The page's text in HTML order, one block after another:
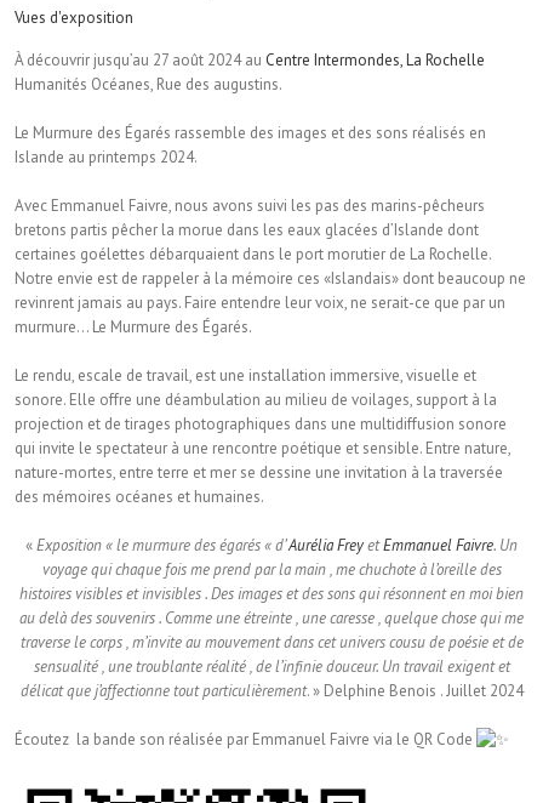
Vues d'exposition
À découvrir jusqu’au 27 août 2024 au Centre Intermondes, La Rochelle
Humanités Océanes, Rue des augustins.
Le Murmure des Égarés rassemble des images et des sons réalisés en
Islande au printemps 2024.
Avec Emmanuel Faivre, nous avons suivi les pas des marins-pêcheurs
bretons partis pêcher la morue dans les eaux glacées d’Islande dont
certaines goélettes débarquaient dans le port morutier de La Rochelle.
Notre envie est de rappeler à la mémoire ces «Islandais» dont beaucoup ne
revinrent jamais au pays. Faire entendre leur voix, ne serait-ce que par un
murmure… Le Murmure des Égarés.
Le rendu, escale de travail, est une installation immersive, visuelle et
sonore. Elle offre une déambulation au milieu de voilages, support à la
projection et de tirages photographiques dans une multidiffusion sonore
qui invite le spectateur à une rencontre poétique et sensible. Entre nature,
nature-mortes, entre terre et mer se dessine une invitation à la traversée
des mémoires océanes et humaines.
«Exposition « le murmure des égarés « d’Aurélia FreyetEmmanuel Faivre. Un
voyage qui chaque fois me prend par la main , me chuchote à l’oreille des
histoires visibles et invisibles . Des images et des sons qui résonnent en moi bien
au delà des souvenirs . Comme une étreinte , une caresse , quelque chose qui me
traverse le corps , m’invite au mouvement dans cet univers cousu de poésie et de
sensualité , une troublante réalité , de l’infinie douceur. Un travail exigent et
délicat que j’affectionne tout particulièrement. » Delphine Benois . Juillet 2024
Écoutez la bande son réalisée par Emmanuel Faivre via le QR Code